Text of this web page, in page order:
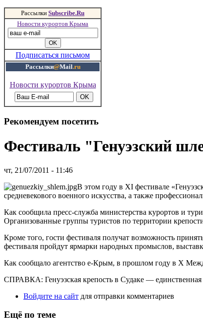
Рассылки Subscribe.Ru
Новости курортов Крыма
Подписаться письмом
Рассылки@Mail.ru
Новости курортов Крыма
Рекомендуем посетить
Фестиваль "Генуэзский
чт, 21/07/2011 - 11:46
В этом году в XI фестивале
средневекового военного искусства, а также
Как сообщила пресс-служба министерства курортов и
Организованные группы туристов по территории
Кроме того, гости фестиваля получат возможность
фестиваля пройдут ярмарки народных промыслов,
Как сообщало агентство е-Крым, в прошлом году в X
СПРАВКА: Генуэзская крепость в Судаке — единственная
Войдите на сайт для отправки комментариев
Ещё по теме